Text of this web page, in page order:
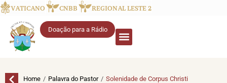
VATICANO CNBB REGIONAL LESTE 2
Doação para a Rádio
Home / Palavra do Pastor / Solenidade de Corpus Christi